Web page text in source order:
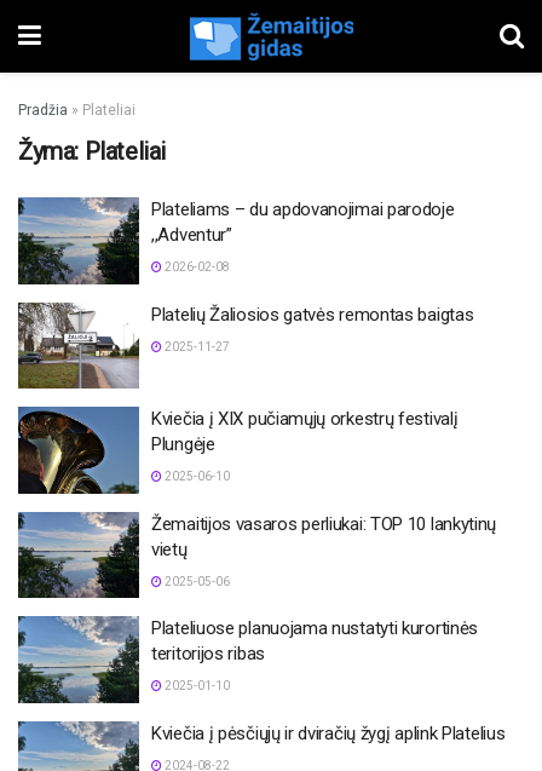
Pradžia » Plateliai
Žyma: Plateliai
Plateliams – du apdovanojimai parodoje
,,Adventur”
2026-02-08
Platelių Žaliosios gatvės remontas baigtas
2025-11-27
Kviečia į XIX pučiamųjų orkestrų festivalį
Plungėje
2025-06-10
Žemaitijos vasaros perliukai: TOP 10 lankytinų
vietų
2025-05-06
Plateliuose planuojama nustatyti kurortinės
teritorijos ribas
2025-01-10
Kviečia į pėsčiųjų ir dviračių žygį aplink Platelius
2024-08-22